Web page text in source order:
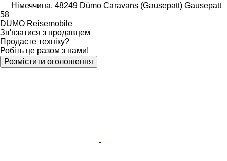
Німеччина, 48249 Dümo Caravans (Gausepatt) Gausepatt
58
DUMO Reisemobile
Зв'язатися з продавцем
Продаєте техніку?
Робіть це разом з нами!
Розмістити оголошення